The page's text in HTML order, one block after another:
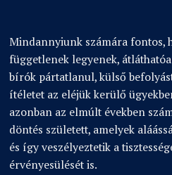
Mindannyiunk számára fontos,
függetlenek legyenek,
bírók pártatlanul, külső
ítéletet az eléjük kerülő
azonban az elmúlt években
döntés született, amelyek
és így veszélyeztetik a
érvényesülését is.